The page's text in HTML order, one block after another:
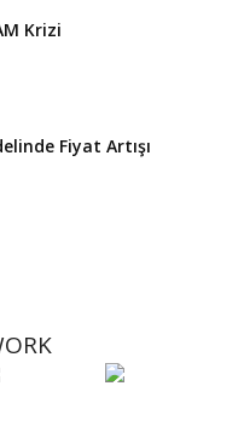
Krizi
Fiyat Artışı